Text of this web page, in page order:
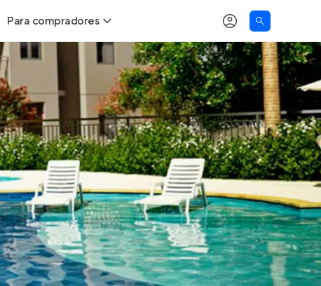
Para compradores
Buscar um imóvel novo
Calcule seu Poder de Compra
Comprar x Alugar
Correção do INCC
Simulador de Financiamento
Encontre um corretor